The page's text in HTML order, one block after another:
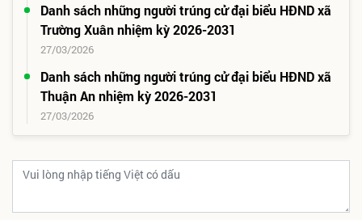
Danh sách những người trúng cử đại biểu HĐND xã
Trường Xuân nhiệm kỳ 2026-2031
27/03/2026
Danh sách những người trúng cử đại biểu HĐND xã
Thuận An nhiệm kỳ 2026-2031
27/03/2026